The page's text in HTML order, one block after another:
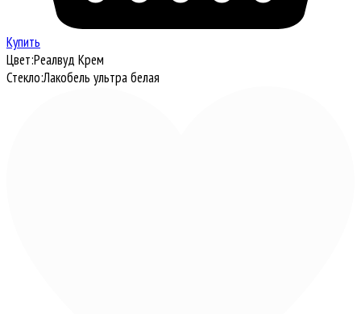
Купить
Цвет:Реалвуд Крем
Стекло:Лакобель ультра белая